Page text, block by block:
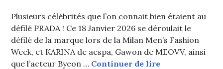
Plusieurs célébrités que l’on connait bien étaient au
défilé PRADA ! Ce 18 Janvier 2026 se déroulait le
défilé de la marque lors de la Milan Men’s Fashion
Week, et KARINA de aespa, Gawon de MEOVV, ainsi
que l’acteur Byeon … Continuer de lireMilan :